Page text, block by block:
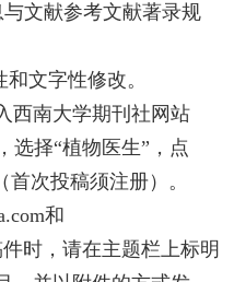
文献参考文献著录规
文字性修改。
西南大学期刊社网站
选择“植物医生”，点
次投稿须注册）。
和
时，请在主题栏上标明